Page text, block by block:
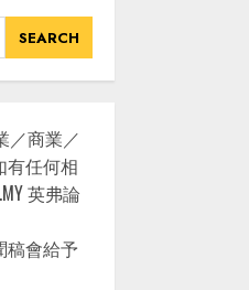
／商業／
有任何相
英弗論
稿會給予